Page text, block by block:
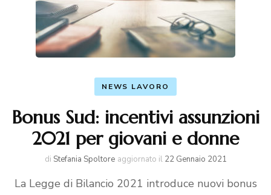
NEWS LAVORO
Bonus Sud: incentivi assunzioni
2021 per giovani e donne
di Stefania Spoltore aggiornato il 22 Gennaio 2021
La Legge di Bilancio 2021 introduce nuovi bonus